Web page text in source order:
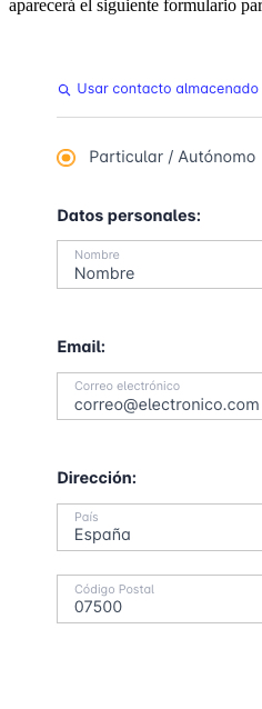
aparecerá el siguiente formulario